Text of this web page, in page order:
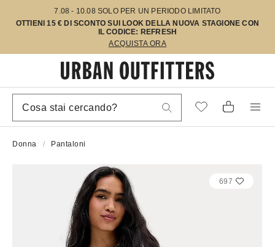
7.08 - 10.08 SOLO PER UN PERIODO LIMITATO
OTTIENI 15 € DI SCONTO SUI LOOK DELLA NUOVA STAGIONE CON
IL CODICE: REFRESH
ACQUISTA ORA
Donna Pantaloni
697